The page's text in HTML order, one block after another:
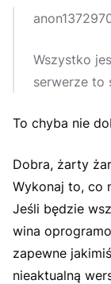
Wszystko
serwerze to
To chyba nie
Dobra, żarty
Wykonaj to, co
Jeśli będzie
wina
zapewne
nieaktualną